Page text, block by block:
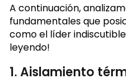
A continuación,
fundamentales que
como el líder
leyendo!
1. Aislamiento